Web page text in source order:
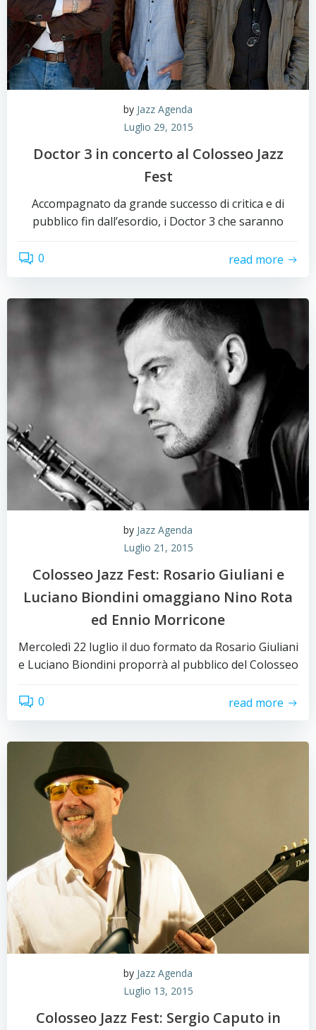
by Jazz Agenda
Luglio 29, 2015
Doctor 3 in concerto al Colosseo Jazz
Fest
Accompagnato da grande successo di critica e di
pubblico fin dall’esordio, i Doctor 3 che saranno
0 read more
by Jazz Agenda
Luglio 21, 2015
Colosseo Jazz Fest: Rosario Giuliani e
Luciano Biondini omaggiano Nino Rota
ed Ennio Morricone
Mercoledì 22 luglio il duo formato da Rosario Giuliani
e Luciano Biondini proporrà al pubblico del Colosseo
0 read more
by Jazz Agenda
Luglio 13, 2015
Colosseo Jazz Fest: Sergio Caputo in